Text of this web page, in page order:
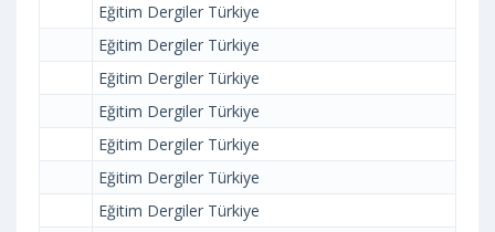
Eğitim Dergiler Türkiye
Eğitim Dergiler Türkiye
Eğitim Dergiler Türkiye
Eğitim Dergiler Türkiye
Eğitim Dergiler Türkiye
Eğitim Dergiler Türkiye
Eğitim Dergiler Türkiye